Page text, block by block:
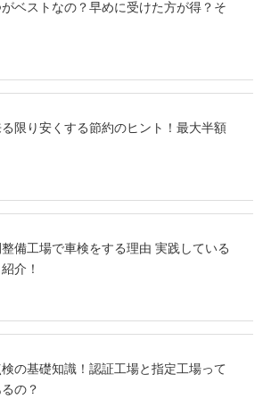
ベストなの？早めに受けた方が得？そ
限り安くする節約のヒント！最大半額
整備工場で車検をする理由 実践している
介！
の基礎知識！認証工場と指定工場って
の？